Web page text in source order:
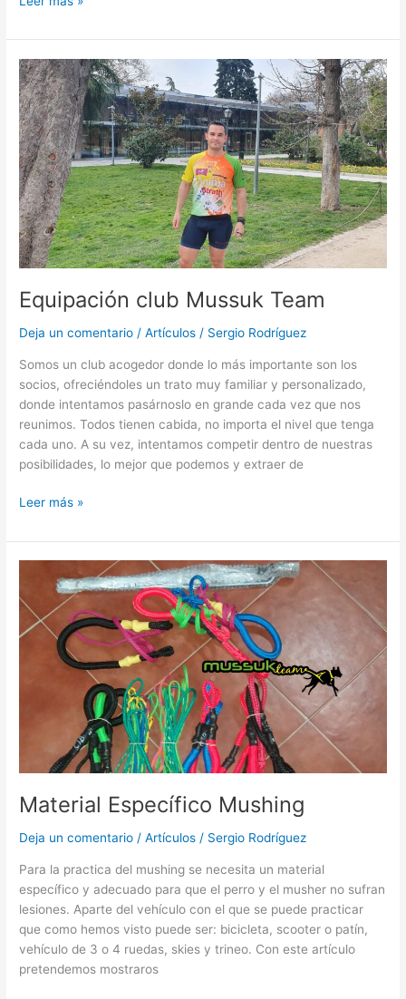
Equipación club Mussuk Team
Deja un comentario /Artículos / Sergio Rodríguez
Somos un club acogedor donde lo más importante son los
socios, ofreciéndoles un trato muy familiar y personalizado,
donde intentamos pasárnoslo en grande cada vez que nos
reunimos. Todos tienen cabida, no importa el nivel que tenga
cada uno. A su vez, intentamos competir dentro de nuestras
posibilidades, lo mejor que podemos y extraer de
Equipación
club
Mussuk
Team
Leer más »
Material Específico Mushing
Deja un comentario /Artículos / Sergio Rodríguez
Para la practica del mushing se necesita un material
específico y adecuado para que el perro y el musher no sufran
lesiones. Aparte del vehículo con el que se puede practicar
que como hemos visto puede ser: bicicleta, scooter o patín,
vehículo de 3 o 4 ruedas, skies y trineo. Con este artículo
pretendemos mostraros
Específico
Mushing